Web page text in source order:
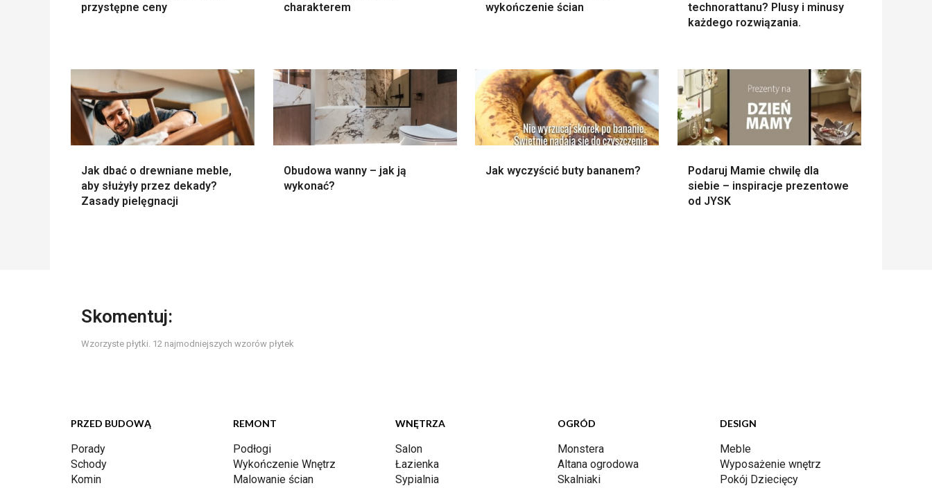
przystępne ceny
charakterem
wykończenie ścian
technorattanu? Plusy i minusy
każdego rozwiązania.
Jak dbać o drewniane meble,
aby służyły przez dekady?
Zasady pielęgnacji
Obudowa wanny – jak ją
wykonać?
Jak wyczyścić buty bananem?
Podaruj Mamie chwilę dla
siebie – inspiracje prezentowe
od JYSK
Skomentuj:
Wzorzyste płytki. 12 najmodniejszych wzorów płytek
PRZED BUDOWĄ
Porady
Schody
Komin
REMONT
Podłogi
Wykończenie Wnętrz
Malowanie ścian
WNĘTRZA
Salon
Łazienka
Sypialnia
OGRÓD
Monstera
Altana ogrodowa
Skalniaki
DESIGN
Meble
Wyposażenie wnętrz
Pokój Dziecięcy